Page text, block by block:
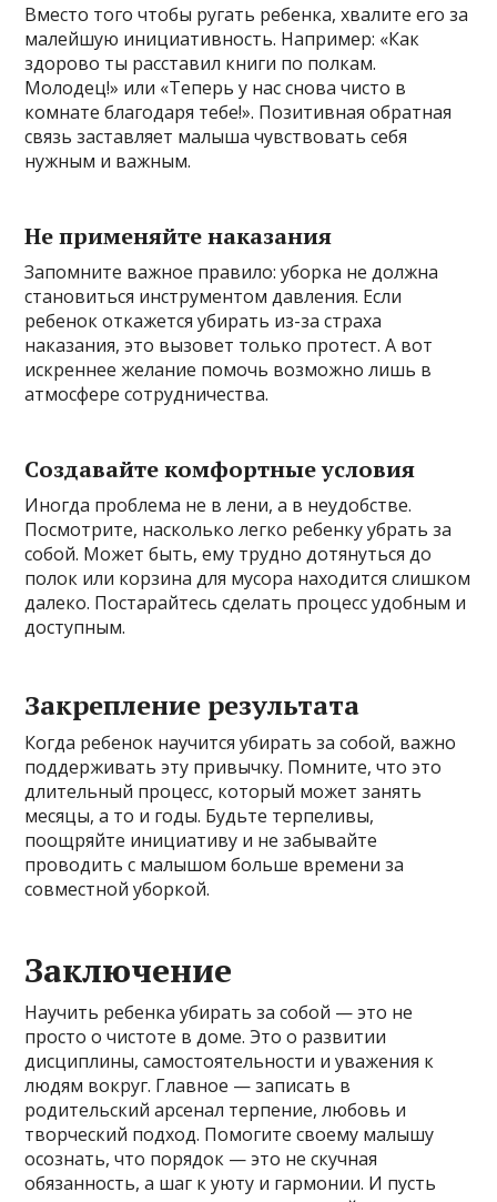
Вместо того чтобы ругать ребенка, хвалите его за
малейшую инициативность. Например: «Как
здорово ты расставил книги по полкам.
Молодец!» или «Теперь у нас снова чисто в
комнате благодаря тебе!». Позитивная обратная
связь заставляет малыша чувствовать себя
нужным и важным.
Не применяйте наказания
Запомните важное правило: уборка не должна
становиться инструментом давления. Если
ребенок откажется убирать из-за страха
наказания, это вызовет только протест. А вот
искреннее желание помочь возможно лишь в
атмосфере сотрудничества.
Создавайте комфортные условия
Иногда проблема не в лени, а в неудобстве.
Посмотрите, насколько легко ребенку убрать за
собой. Может быть, ему трудно дотянуться до
полок или корзина для мусора находится слишком
далеко. Постарайтесь сделать процесс удобным и
доступным.
Закрепление результата
Когда ребенок научится убирать за собой, важно
поддерживать эту привычку. Помните, что это
длительный процесс, который может занять
месяцы, а то и годы. Будьте терпеливы,
поощряйте инициативу и не забывайте
проводить с малышом больше времени за
совместной уборкой.
Заключение
Научить ребенка убирать за собой — это не
просто о чистоте в доме. Это о развитии
дисциплины, самостоятельности и уважения к
людям вокруг. Главное — записать в
родительский арсенал терпение, любовь и
творческий подход. Помогите своему малышу
осознать, что порядок — это не скучная
обязанность, а шаг к уюту и гармонии. И пусть